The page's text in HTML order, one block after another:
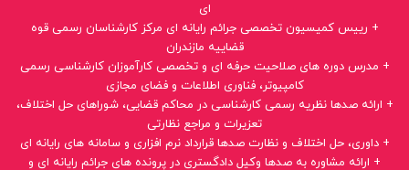
ای
+ رییس کمیسیون تخصصی جرائم رایانه ای مرکز کارشناسان رسمی قوه
قضاییه مازندران
+ مدرس دوره های صلاحیت حرفه ای و تخصصی کارآموزان کارشناسی رسمی
کامپیوتر، فناوری اطلاعات و فضای مجازی
+ ارائه صدها نظریه رسمی کارشناسی در محاکم قضایی، شوراهای حل اختلاف،
تعزیرات و مراجع نظارتی
+ داوری، حل اختلاف و نظارت صدها قرارداد نرم افزاری و سامانه های رایانه ای
+ ارائه مشاوره به صدها وکیل دادگستری در پرونده های جرائم رایانه ای و